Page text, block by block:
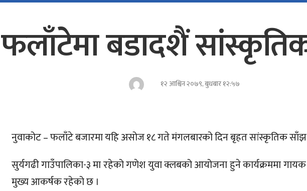
फलाँटेमा बडादशैं
१२ आश्विन २०७९, बुधबार १२:५७
नुवाकोट – फलाँटे बजारमा यहि असोज १८ गते मंगलबारको दिन बृहत सांस्कृतिक
सुर्यगढी गाउँपालिका-३ मा रहेको गणेश युवा क्लबको आयोजना हुने कार्यक्रममा
मुख्य आकर्षक रहेको छ ।